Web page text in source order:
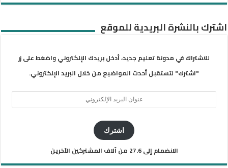
اشترك بالنشرة البريدية للموقع
للاشتراك في مدونة تعليم جديد، أدخل بريدك الإلكتروني واضغط على زر
"اشترك" لتستقبل أحدث المواضيع من خلال البريد الإلكتروني.
اشترك
الانضمام إلى 27.6 من آلاف المشتركين الآخرين